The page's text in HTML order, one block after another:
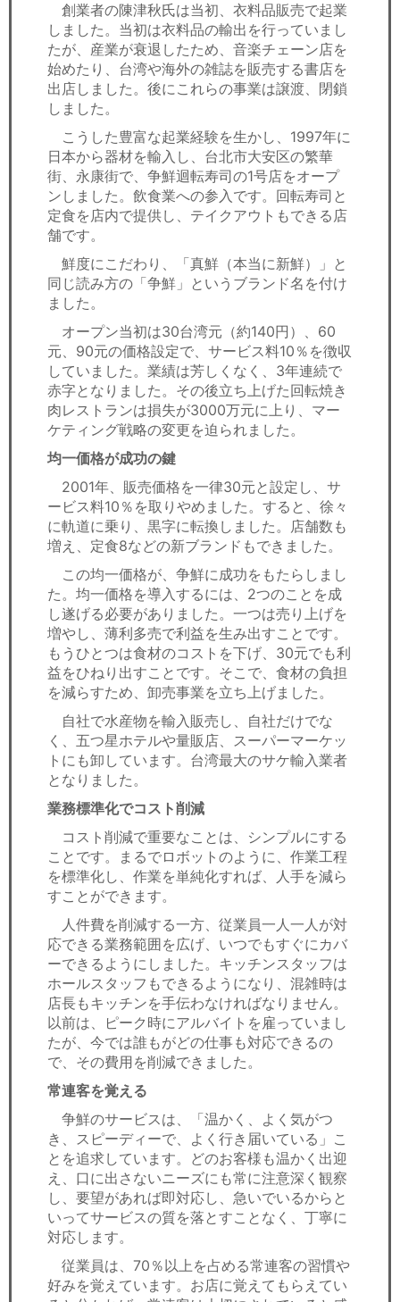
創業者の陳津秋氏は当初、衣料品販売で起業
しました。当初は衣料品の輸出を行っていまし
たが、産業が衰退したため、音楽チェーン店を
始めたり、台湾や海外の雑誌を販売する書店を
出店しました。後にこれらの事業は譲渡、閉鎖
しました。
こうした豊富な起業経験を生かし、1997年に
日本から器材を輸入し、台北市大安区の繁華
街、永康街で、争鮮迴転寿司の1号店をオープ
ンしました。飲食業への参入です。回転寿司と
定食を店内で提供し、テイクアウトもできる店
舗です。
鮮度にこだわり、「真鮮（本当に新鮮）」と
同じ読み方の「争鮮」というブランド名を付け
ました。
オープン当初は30台湾元（約140円）、60
元、90元の価格設定で、サービス料10％を徴収
していました。業績は芳しくなく、3年連続で
赤字となりました。その後立ち上げた回転焼き
肉レストランは損失が3000万元に上り、マー
ケティング戦略の変更を迫られました。
均一価格が成功の鍵
2001年、販売価格を一律30元と設定し、サ
ービス料10％を取りやめました。すると、徐々
に軌道に乗り、黒字に転換しました。店舗数も
増え、定食8などの新ブランドもできました。
この均一価格が、争鮮に成功をもたらしまし
た。均一価格を導入するには、2つのことを成
し遂げる必要がありました。一つは売り上げを
増やし、薄利多売で利益を生み出すことです。
もうひとつは食材のコストを下げ、30元でも利
益をひねり出すことです。そこで、食材の負担
を減らすため、卸売事業を立ち上げました。
自社で水産物を輸入販売し、自社だけでな
く、五つ星ホテルや量販店、スーパーマーケッ
トにも卸しています。台湾最大のサケ輸入業者
となりました。
業務標準化でコスト削減
コスト削減で重要なことは、シンプルにする
ことです。まるでロボットのように、作業工程
を標準化し、作業を単純化すれば、人手を減ら
すことができます。
人件費を削減する一方、従業員一人一人が対
応できる業務範囲を広げ、いつでもすぐにカバ
ーできるようにしました。キッチンスタッフは
ホールスタッフもできるようになり、混雑時は
店長もキッチンを手伝わなければなりません。
以前は、ピーク時にアルバイトを雇っていまし
たが、今では誰もがどの仕事も対応できるの
で、その費用を削減できました。
常連客を覚える
争鮮のサービスは、「温かく、よく気がつ
き、スピーディーで、よく行き届いている」こ
とを追求しています。どのお客様も温かく出迎
え、口に出さないニーズにも常に注意深く観察
し、要望があれば即対応し、急いでいるからと
いってサービスの質を落とすことなく、丁寧に
対応します。
従業員は、70％以上を占める常連客の習慣や
好みを覚えています。お店に覚えてもらえてい